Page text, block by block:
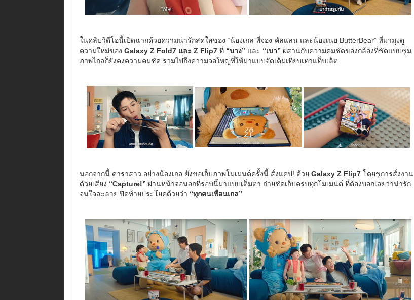
ในคลิปวิดีโอนี้เปิดฉากด้วยความน่ารักสดใสของ “น้องเกล พี่จอง-คัลแลน และน้องเนย ButterBear” ที่มามุงดู
ความใหม่ของ Galaxy Z Fold7 และ Z Flip7 ที่ “บาง” และ “เบา” ผสานกับความคมชัดของกล้องที่ชัดแบบซูม
ภาพไกลก็ยังคงความคมชัด รวมไปถึงความจอใหญ่ที่ให้มาแบบจัดเต็มเทียบเท่าแท็บเล็ต
นอกจากนี้ ดาราสาว อย่างน้องเกล ยังขอเก็บภาพโมเมนต์ครั้งนี้ สั่งแคป! ด้วย Galaxy Z Flip7 โดยชูการสั่งงาน
ด้วยเสียง “Capture!” ผ่านหน้าจอนอกที่รอบนี้มาแบบเต็มตา ถ่ายชัดเก็บครบทุกโมเมนต์ ที่ต้องบอกเลยว่าน่ารัก
จนใจละลาย ปิดท้ายประโยคด้วยว่า “ทุกคนเพื่อนเกล”